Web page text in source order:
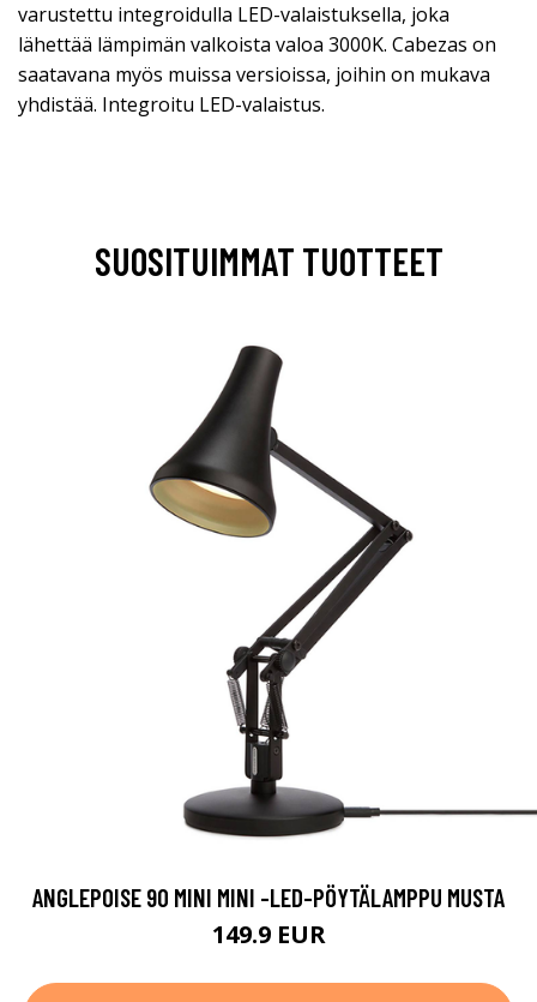
varustettu integroidulla LED-valaistuksella, joka
lähettää lämpimän valkoista valoa 3000K. Cabezas on
saatavana myös muissa versioissa, joihin on mukava
yhdistää. Integroitu LED-valaistus.
SUOSITUIMMAT TUOTTEET
ANGLEPOISE 90 MINI MINI -LED-PÖYTÄLAMPPU MUSTA
149.9 EUR